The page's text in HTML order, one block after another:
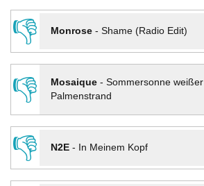
👎
Monrose- Shame (Radio Edit)
👎
Mosaique- Sommersonne weißer
Palmenstrand
👎
N2E- In Meinem Kopf